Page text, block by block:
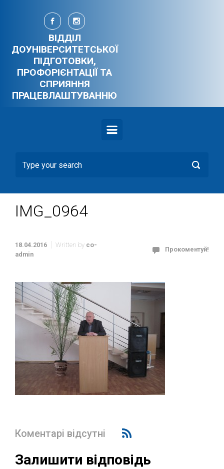
Skip to main content
ВІДДІЛ
ДОУНІВЕРСИТЕТСЬКОЇ
ПІДГОТОВКИ,
ПРОФОРІЄНТАЦІЇ ТА
СПРИЯННЯ
ПРАЦЕВЛАШТУВАННЮ
IMG_0964
18.04.2016 Written by co-
admin
Прокоментуй!
Коментарі відсутні
Залишити відповідь